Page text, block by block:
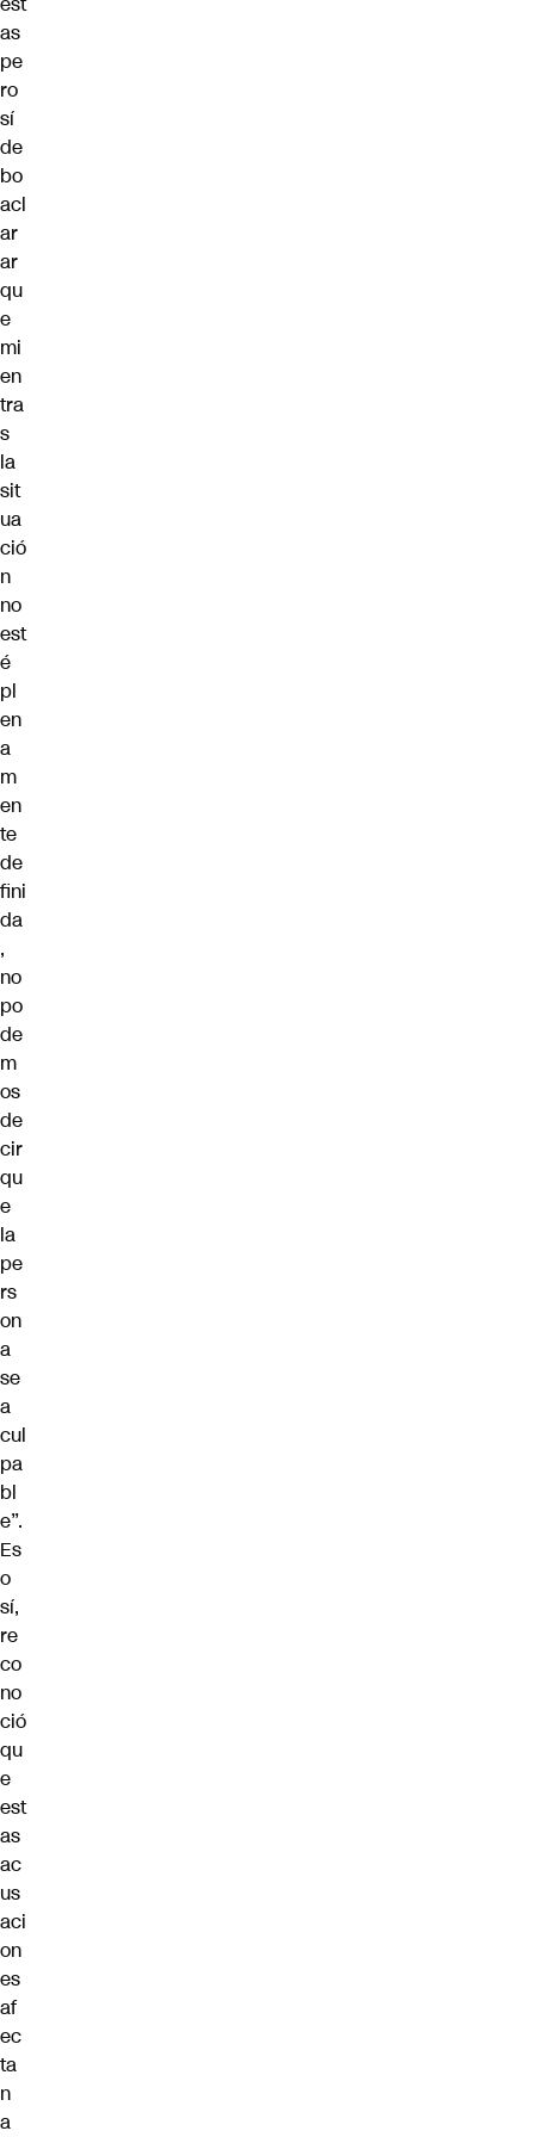
as
pe
ro
sí
de
bo
acl
ar
ar
qu
e
mi
en
tra
s
la
sit
ua
ció
n
no
est
é
pl
en
a
m
en
te
de
fini
da
,
no
po
de
m
os
de
cir
qu
e
la
pe
rs
on
a
se
a
cul
pa
bl
e”.
Es
o
sí,
re
co
no
ció
qu
e
est
as
ac
us
aci
on
es
af
ec
ta
n
a